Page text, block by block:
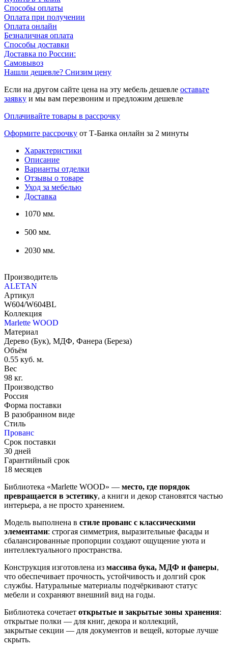
Способы оплаты
Оплата при получении
Оплата онлайн
Безналичная оплата
Способы доставки
Доставка по России:
Самовывоз
Нашли дешевле? Снизим цену
Если на другом сайте цена на эту мебель дешевле оставьте
заявку и мы вам перезвоним и предложим дешевле
Оплачивайте товары в рассрочку
Оформите рассрочку от Т-Банка онлайн за 2 минуты
Характеристики
Описание
Варианты отделки
Отзывы о товаре
Уход за мебелью
Доставка
1070 мм.
500 мм.
2030 мм.
Производитель
ALETAN
Артикул
W604/W604BL
Коллекция
Marlette WOOD
Материал
Дерево (Бук), МДФ, Фанера (Береза)
Объём
0.55 куб. м.
Вес
98 кг.
Производство
Россия
Форма поставки
В разобранном виде
Стиль
Прованс
Срок поставки
30 дней
Гарантийный срок
18 месяцев
Библиотека «Marlette WOOD» — место, где порядок
превращается в эстетику, а книги и декор становятся частью
интерьера, а не просто хранением.
Модель выполнена в стиле прованс с классическими
элементами: строгая симметрия, выразительные фасады и
сбалансированные пропорции создают ощущение уюта и
интеллектуального пространства.
Конструкция изготовлена из массива бука, МДФ и фанеры,
что обеспечивает прочность, устойчивость и долгий срок
службы. Натуральные материалы подчёркивают статус
мебели и сохраняют внешний вид на годы.
Библиотека сочетает открытые и закрытые зоны хранения:
открытые полки — для книг, декора и коллекций,
закрытые секции — для документов и вещей, которые лучше
скрыть.